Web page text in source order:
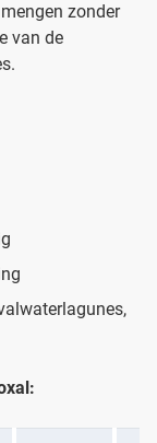
zonder
van de